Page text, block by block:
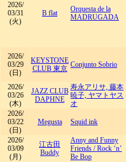
2026/
03/31
(火)
B flat
Orquesta de la
MADRUGADA
2026/
03/29
(日)
KEYSTONE
CLUB 東京 Conjunto Sobrio
2026/
03/26
(木)
JAZZ CLUB
DAPHNE
寿永アリサ, 藤本
暁子, ヤマトヤス
オ
2026/
03/22
(日)
Megusta Squid ink
2026/
03/09
(月)
江古田
Buddy
Anny and Funny
Friends /Rock ‘n’
Be Bop